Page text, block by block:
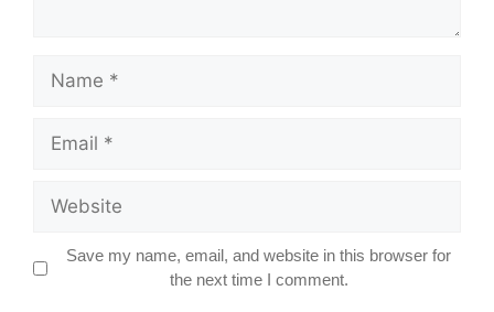
Name
Email
Website
Save my name, email, and website in this browser for
the next time I comment.